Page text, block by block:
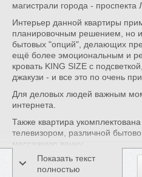
магистрали города - проспекта
Интерьер данной квартиры
планировочным решением, но
бытовых "опций", делающих
ещё более эмоциональным и
кровать KING SIZE с
джакузи - и все это по очень
Для деловых людей важным
интернета.
Также квартира
телевизором, различной
массажную ванну.
В стоимость проживания
Показать текст
полностью